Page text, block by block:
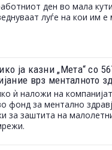
ден во мала
луѓе на кои им
ја казни „Мета“ со
врз менталното
ѝ наложи на
фонд за ментално
за заштита на